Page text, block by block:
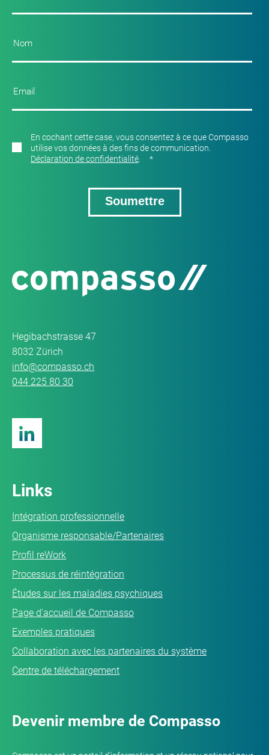
En cochant cette case, vous consentez à ce que Compasso
utilise vos données à des fins de communication.
Déclaration de confidentialité
*
Hegibachstrasse 47
8032 Zürich
info@compasso.ch
044 225 80 30
Links
Intégration professionnelle
Organisme responsable/Partenaires
Profil reWork
Processus de réintégration
Études sur les maladies psychiques
Page d'accueil de Compasso
Exemples pratiques
Collaboration avec les partenaires du système
Centre de téléchargement
Devenir membre de Compasso